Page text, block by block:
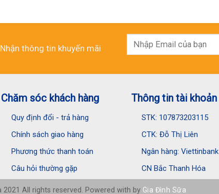
Nhận thông tin khuyến mãi
Chăm sóc khách hàng
Quy định đổi - trả hàng
Chính sách giao hàng
Phương thức thanh toán
Câu hỏi thường gặp
Thông tin tài khoản
STK: 107873203115
CTK: Đỗ Thị Liên
Ngân hàng: Viettinbank
CN Bắc Thanh Hóa
All rights reserved. Powered with by Gia Đình Sữa